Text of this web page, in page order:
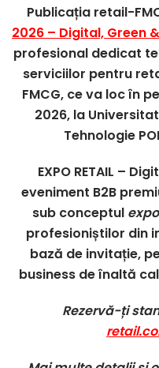
Publicația retail-
2026 – Digital, Green
profesional dedicat
serviciilor pentru
FMCG, ce va loc în
2026, la
Tehnologie
EXPO RETAIL –
eveniment B2B
sub conceptul
profesioniștilor din
bază de invitație,
business de înaltă
Rezervă-ți